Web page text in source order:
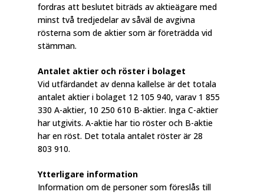
fordras att beslutet biträds av aktieägare med
minst två tredjedelar av såväl de avgivna
rösterna som de aktier som är företrädda vid
stämman.
Antalet aktier och röster i bolaget
Vid utfärdandet av denna kallelse är det totala
antalet aktier i bolaget 12 105 940, varav 1 855
330 A-aktier, 10 250 610 B-aktier. Inga C-aktier
har utgivits. A-aktie har tio röster och B-aktie
har en röst. Det totala antalet röster är 28
803 910.
Ytterligare information
Information om de personer som föreslås till